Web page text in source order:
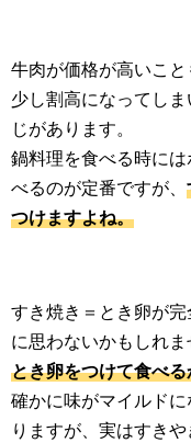
牛肉が価格が高いこ
少し割高になってし
じがあります。
鍋料理を食べる時に
べるのが定番ですが、
つけますよね。
すき焼き＝とき卵が
に思わないかもしれま
とき卵をつけて食べる
確かに味がマイルド
りますが、実はすき